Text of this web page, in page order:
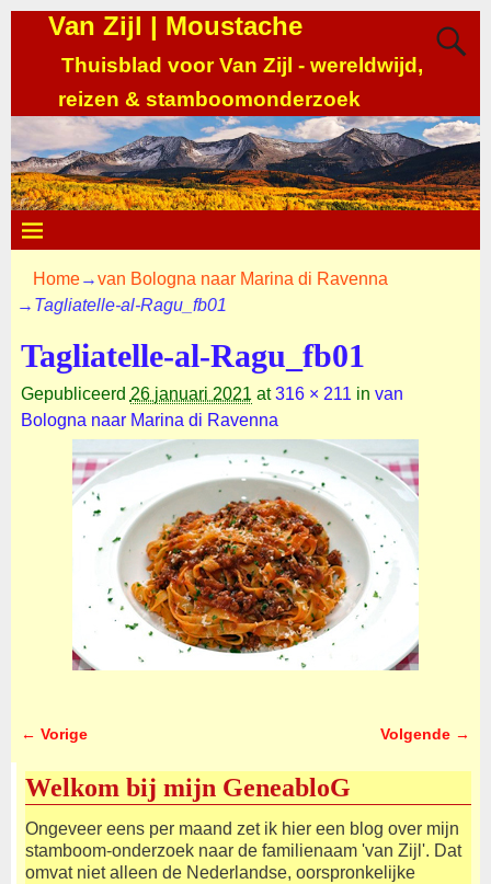
Van Zijl | Moustache
Thuisblad voor Van Zijl - wereldwijd,
reizen & stamboomonderzoek
Home→van Bologna naar Marina di Ravenna
→ Tagliatelle-al-Ragu_fb01
Tagliatelle-al-Ragu_fb01
Gepubliceerd 26 januari 2021 at316 × 211 in van
Bologna naar Marina di Ravenna
← Vorige Volgende →
Welkom bij mijn GeneabloG
Ongeveer eens per maand zet ik hier een blog over mijn
stamboom-onderzoek naar de familienaam 'van Zijl'. Dat
omvat niet alleen de Nederlandse, oorspronkelijke